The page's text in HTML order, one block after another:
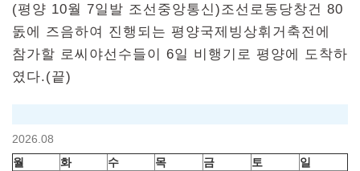
(평양 10월 7일발 조선중앙통신)조선로동당창건 80
돐에 즈음하여 진행되는 평양국제빙상휘거축전에
참가할 로씨야선수들이 6일 비행기로 평양에 도착하
였다.(끝)
2026.08
월
화 수 목 금 토
일